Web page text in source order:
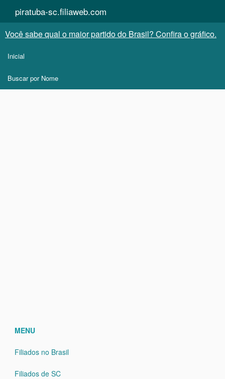
piratuba-sc.filiaweb.com
Você sabe qual o maior partido do Brasil? Confira o gráfico.
Inicial
Buscar por Nome
MENU
Filiados no Brasil
Filiados de SC